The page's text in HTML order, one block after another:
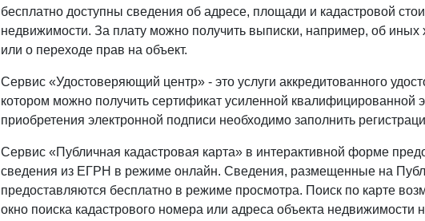
бесплатно доступны сведения об адресе, площади и кадастровой
недвижимости. За плату можно получить выписки, например, об иных
или о переходе прав на объект.
Сервис «Удостоверяющий центр» - это услуги аккредитованного
котором можно получить сертификат усиленной квалифицированной
приобретения электронной подписи необходимо заполнить
Сервис «Публичная кадастровая карта» в интерактивной форме
сведения из ЕГРН в режиме онлайн. Сведения, размещенные на
предоставляются бесплатно в режиме просмотра. Поиск по карте
окно поиска кадастрового номера или адреса объекта недвижимости